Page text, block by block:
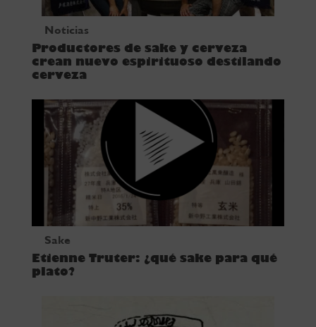
Noticias
Productores de sake y cerveza
crean nuevo espirituoso destilando
cerveza
Sake
Etienne Truter: ¿qué sake para qué
plato?